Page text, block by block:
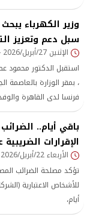
الثقافية بالسفارة
سبل تعزيز التعاون
والآثار.
وزير الكهرباء
سبل دعم وتعزيز
الإثنين 27/أبريل/2026 - 07:12 م
استقبل الدكتور محمود
، بمقر الوزارة بالعاصمة
فرنسا لدى القاهرة
وسبل دعم الشراكة فى
مشروعات الطاقة
مراكز التحكم وتقديم
التكنولوجيا الحديثة فى
القومية للكهرباء.
باقي أيام..
الإقرارات الضريبية عن
الأربعاء 22/أبريل/2026 - 10:54 ص
تؤكد مصلحة الضرائب
أيام،